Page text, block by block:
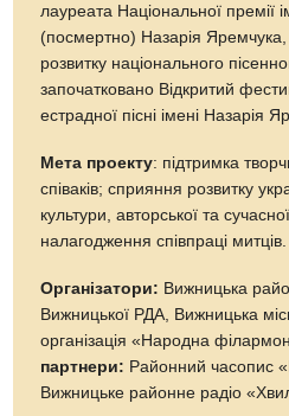
лауреата Національної премії
(посмертно) Назарія Яремчука,
розвитку національного
започатковано Відкритий
естрадної пісні імені Назарія
Мета проекту: підтримка
співаків; сприяння розвитку
культури, авторської та
налагодження співпраці митців.
Організатори: Вижницька
Вижницької РДА, Вижницька
організація «Народна
партнери: Районний часопис
Вижницьке районне радіо